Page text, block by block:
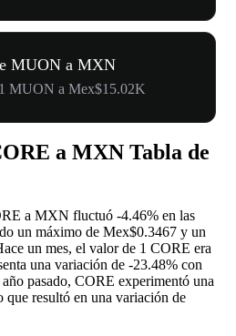
MUON a MXN
MUON a Mex$15.02K
a MXN Tabla de
a MXN fluctuó -4.46% en las
un máximo de Mex$0.3467 y un
un mes, el valor de 1 CORE era
una variación de -23.48% con
pasado, CORE experimentó una
resultó en una variación de